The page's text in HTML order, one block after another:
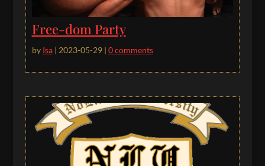
Free-dom Party
by Isa| 2023-05-29| 0 comments